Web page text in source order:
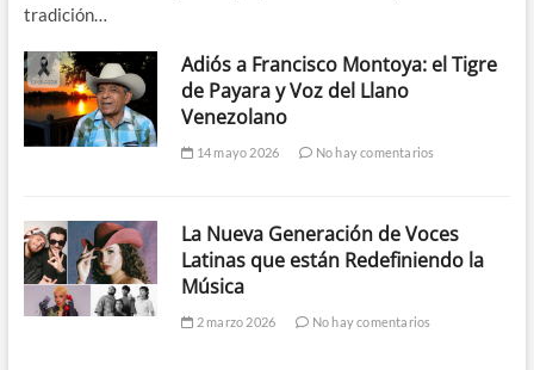
tradición…
Adiós a Francisco Montoya: el Tigre
de Payara y Voz del Llano
Venezolano
14 mayo 2026 No hay comentarios
La Nueva Generación de Voces
Latinas que están Redefiniendo la
Música
2 marzo 2026 No hay comentarios